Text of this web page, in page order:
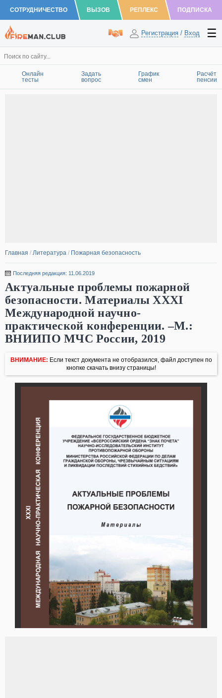
СОТРУДНИЧЕСТВО ВЫЗОВ РЕПЛЕКС ПОДПИСКА
Регистрация / Вход
Онлайн
тесты
Задать
вопрос
График
смен
Расчёт
пенсии
Главная / Литература / Пожарная безопасность
Последняя редакция: 11.06.2019
Актуальные проблемы пожарной
безопасности. Материалы XXXI
Международной научно-
практической конференции. –М.:
ВНИИПО МЧС России, 2019
ВНИМАНИЕ: Если текст документа не отобразился, файл доступен по
кнопке скачать внизу страницы!